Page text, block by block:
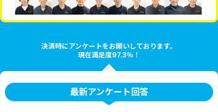
決済時にアンケートをお願いしております。
現在満足度97.3％！
最新アンケート回答